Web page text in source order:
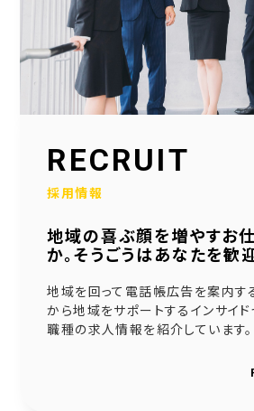
2026.01.30
当社公式SNSアカウントを立ち上げました！
2026.01.16
採用サイトを大幅リニューアルいたしました！
社会福祉協議会様と協働で生活べんり帳を制
広告枠付きエンディングノートの個別販売を
NPO法人様と協働でエンディングノートを制
2025.08.20
RECRUIT
採用情報
地域の喜ぶ顔を増やすお仕
か。そうごうはあなたを歓迎
地域を回って電話帳広告を案内す
から地域をサポートするインサイド
職種の求人情報を紹介しています。